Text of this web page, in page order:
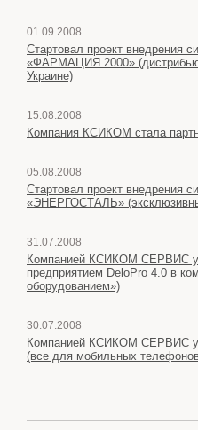
01.09.2008
Стартовал проект внедрения
«ФАРМАЦИЯ 2000»
Украине)
15.08.2008
Компания КСИКОМ стала
05.08.2008
Стартовал проект внедрения
«ЭНЕРГОСТАЛЬ»
31.07.2008
Компанией КСИКОМ СЕРВИС
предприятием DeloPro 4.0 в
оборудованием»)
30.07.2008
Компанией КСИКОМ СЕРВИС
(все для мобильных